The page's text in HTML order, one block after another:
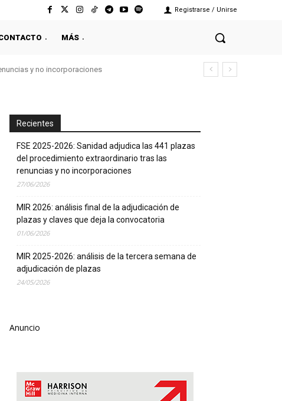
Registrarse / Unirse
MÁS
y no incorporaciones
Recientes
FSE 2025-2026: Sanidad adjudica las 441 plazas
del procedimiento extraordinario tras las
renuncias y no incorporaciones
27/06/2026
MIR 2026: análisis final de la adjudicación de
plazas y claves que deja la convocatoria
01/06/2026
MIR 2025-2026: análisis de la tercera semana de
adjudicación de plazas
24/05/2026
Anuncio